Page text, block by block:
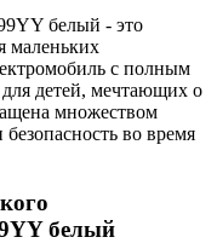
белый - это
маленьких
с полным
детей, мечтающих о
множеством
во время
белый